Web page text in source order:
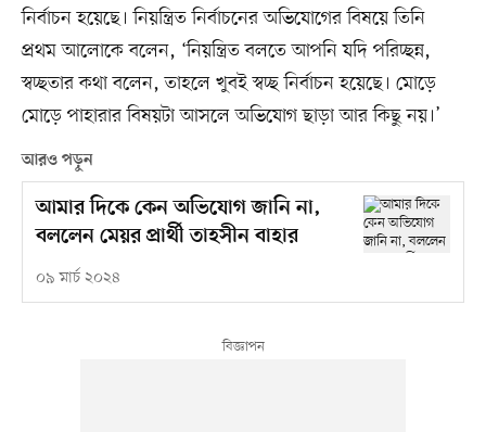
নির্বাচন হয়েছে। নিয়ন্ত্রিত নির্বাচনের অভিযোগের বিষয়ে তিনি
প্রথম আলোকে বলেন, ‘‌‌নিয়ন্ত্রিত বলতে আপনি যদি পরিচ্ছন্ন,
স্বচ্ছতার কথা বলেন, তাহলে খুবই স্বচ্ছ নির্বাচন হয়েছে। মোড়ে
মোড়ে পাহারার বিষয়টা আসলে অভিযোগ ছাড়া আর কিছু নয়।’
আরও পড়ুন
আমার দিকে কেন অভিযোগ জানি না,
বললেন মেয়র প্রার্থী তাহসীন বাহার
০৯ মার্চ ২০২৪